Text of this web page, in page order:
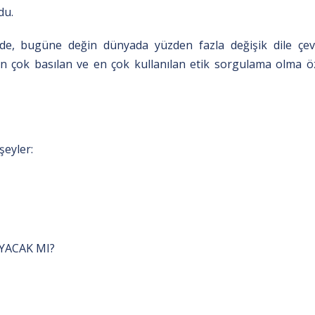
bugüne değin dünyada yüzden fazla değişik dile
çok basılan ve en çok kullanılan etik sorgulama olma
MI?